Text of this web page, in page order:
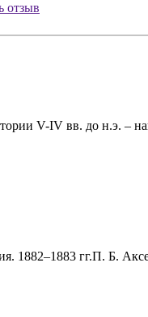
отзыв
V-IV вв. до н.э. –
1882–1883 гг.П. Б.